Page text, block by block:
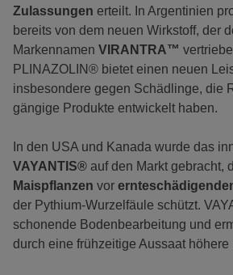
Zulassungen erteilt. In Argentinien
bereits von dem neuen Wirkstoff, der
Markennamen VIRANTRA™
PLINAZOLIN® bietet einen neuen
insbesondere gegen Schädlinge, die
gängige Produkte entwickelt haben.
In den USA und Kanada wurde das
VAYANTIS® auf den Markt gebracht,
Maispflanzen vor
der Pythium-Wurzelfäule schützt.
schonende Bodenbearbeitung und
durch eine frühzeitige Aussaat höhere